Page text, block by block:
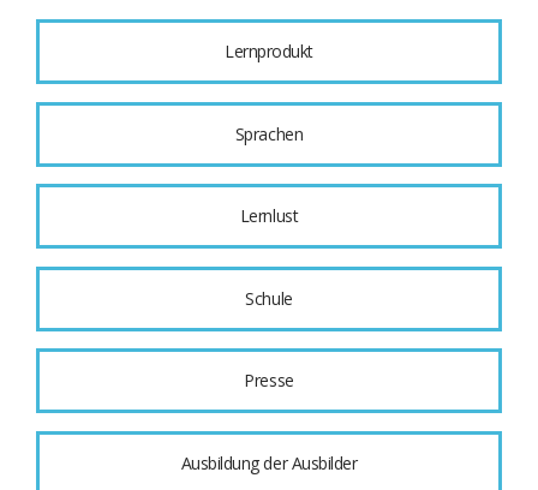
Lernprodukt
Sprachen
Lernlust
Schule
Presse
Ausbildung der Ausbilder